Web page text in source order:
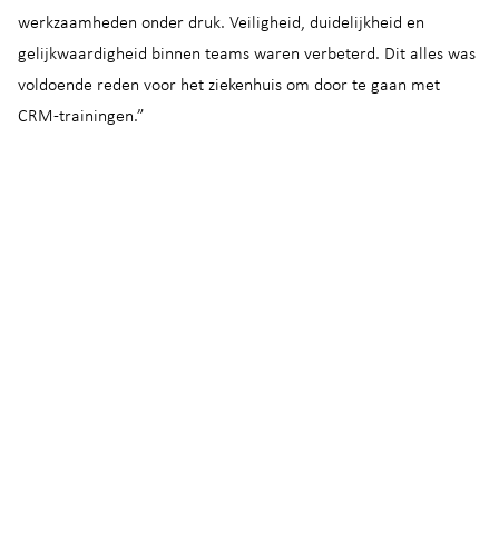
werkzaamheden onder druk. Veiligheid, duidelijkheid en
gelijkwaardigheid binnen teams waren verbeterd. Dit alles was
voldoende reden voor het ziekenhuis om door te gaan met
CRM-trainingen.”